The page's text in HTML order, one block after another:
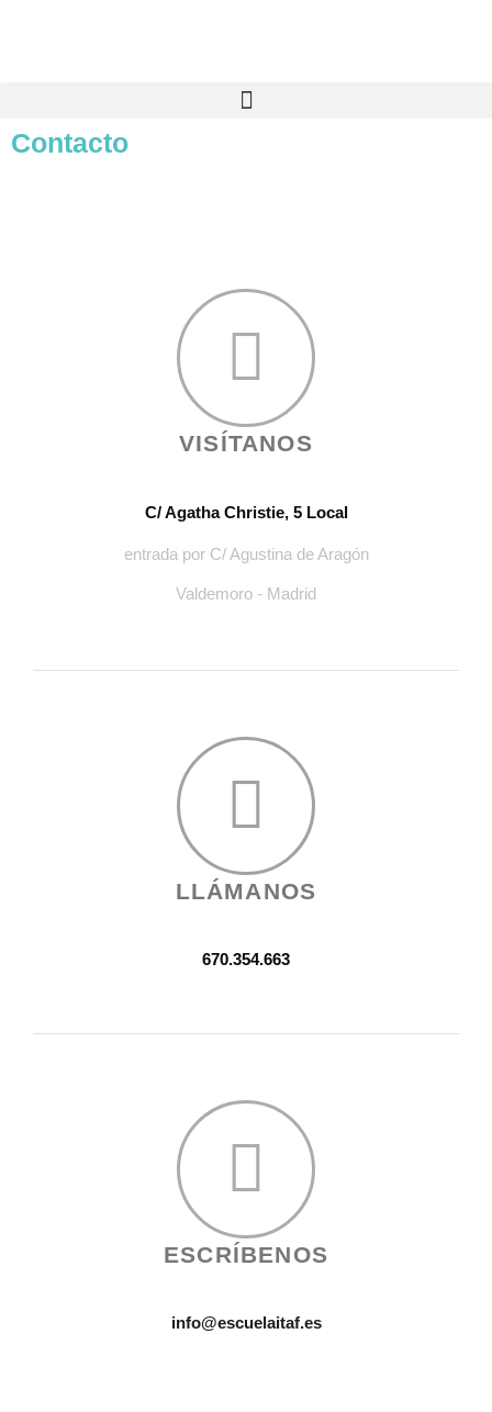
Contacto
VISÍTANOS
C/ Agatha Christie, 5 Local
entrada por C/ Agustina de Aragón
Valdemoro - Madrid
LLÁMANOS
670.354.663
ESCRÍBENOS
info@escuelaitaf.es